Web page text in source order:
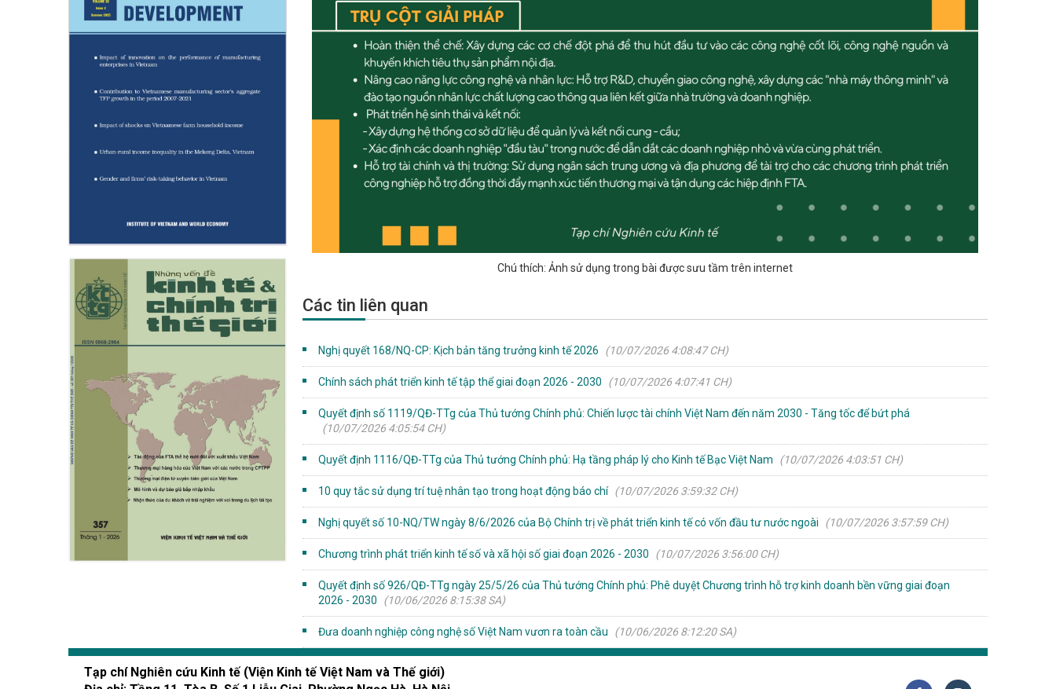
Chú thích: Ảnh sử dụng trong bài được sưu tầm trên internet
Các tin liên quan
Nghị quyết 168/NQ-CP: Kịch bản tăng trưởng kinh tế 2026 (10/07/2026 4:08:47 CH)
Chính sách phát triển kinh tế tập thể giai đoạn 2026 - 2030 (10/07/2026 4:07:41 CH)
Quyết định số 1119/QĐ-TTg của Thủ tướng Chính phủ: Chiến lược tài chính Việt Nam đến năm 2030 - Tăng tốc để bứt phá
(10/07/2026 4:05:54 CH)
Quyết định 1116/QĐ-TTg của Thủ tướng Chính phủ: Hạ tầng pháp lý cho Kinh tế Bạc Việt Nam (10/07/2026 4:03:51 CH)
10 quy tắc sử dụng trí tuệ nhân tạo trong hoạt động báo chí (10/07/2026 3:59:32 CH)
Nghị quyết số 10-NQ/TW ngày 8/6/2026 của Bộ Chính trị về phát triển kinh tế có vốn đầu tư nước ngoài (10/07/2026 3:57:59 CH)
Chương trình phát triển kinh tế số và xã hội số giai đoạn 2026 - 2030 (10/07/2026 3:56:00 CH)
Quyết định số 926/QĐ-TTg ngày 25/5/26 của Thủ tướng Chính phủ: Phê duyệt Chương trình hỗ trợ kinh doanh bền vững giai đoạn
2026 - 2030
(10/06/2026 8:15:38 SA)
Đưa doanh nghiệp công nghệ số Việt Nam vươn ra toàn cầu (10/06/2026 8:12:20 SA)
Tạp chí Nghiên cứu Kinh tế (Viện Kinh tế Việt Nam và Thế giới)